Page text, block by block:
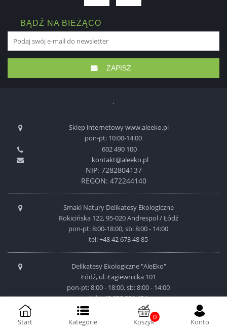
BĄDŹ NA BIEŻĄCO
ZAPISZ
Sklep internetowy www.aleeko.pl
pon-pt: 10:00-14:00
602 490 100
kontakt@aleeko.pl
NIP: 7282804137
REGON: 472244140
Smaki Natury Delikatesy Ekologiczne
Rokicińska 122, 95-020 Andrespol / Łódź
pon-pt: 8:00-18:00, sb: 8:00 - 14:00
tel:+48 42 673 48 85
Delikatesy Ekologiczne "AleEko"
Łódź, ul. Łagiewnicka 101
pon-pt: 8:00 - 18:00, sb: 8:00 - 14:00
tel:+48 600 801 424
Start Kategorie Koszyk
0
Konto